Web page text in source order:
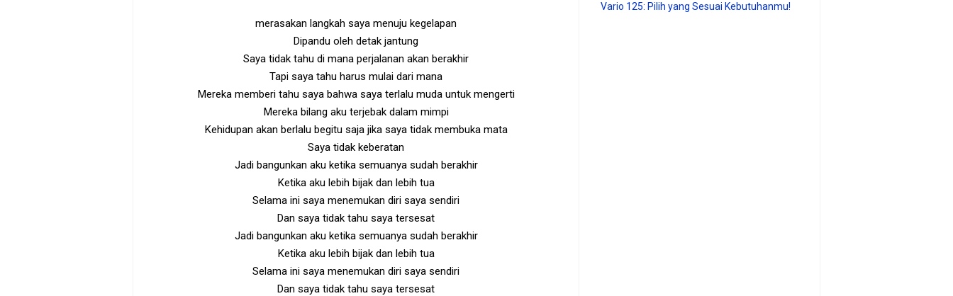
merasakan langkah saya menuju kegelapan
Dipandu oleh detak jantung
Saya tidak tahu di mana perjalanan akan berakhir
Tapi saya tahu harus mulai dari mana
Mereka memberi tahu saya bahwa saya terlalu muda untuk mengerti
Mereka bilang aku terjebak dalam mimpi
Kehidupan akan berlalu begitu saja jika saya tidak membuka mata
Saya tidak keberatan
Jadi bangunkan aku ketika semuanya sudah berakhir
Ketika aku lebih bijak dan lebih tua
Selama ini saya menemukan diri saya sendiri
Dan saya tidak tahu saya tersesat
Jadi bangunkan aku ketika semuanya sudah berakhir
Ketika aku lebih bijak dan lebih tua
Selama ini saya menemukan diri saya sendiri
Dan saya tidak tahu saya tersesat
Vario 125: Pilih yang Sesuai Kebutuhanmu!